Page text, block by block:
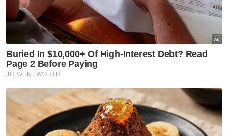
Nasional
Anwar arah siasatan
menyeluruh kejadian anggota
polis maut di Beaufort
Malaysia, Vietnam perkukuh
kerjasama pertahanan -
Mohamed Khaled
Nasional